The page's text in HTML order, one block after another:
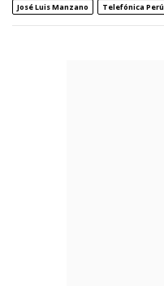
José Luis Manzano
Telefónica Perú